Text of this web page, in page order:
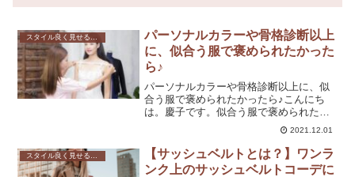
スタイル良く見せる方法
パーソナルカラーや骨格診断以上
に、似合う服で褒められたかった
ら♪
パーソナルカラーや骨格診断以上に、似
合う服で褒められたかったら♪こんにち
は。慶子です。似合う服で褒められた
ら、人が寄ってきますし、自信はつく
し、いい気分で過ごせますよね♡今回
は、パーソナルカラーや骨格診断がどう
いうものかを知ってる前提で話を...
2021.12.01
【サッシュベルトとは？】ワンラ
ンク上のサッシュベルトコーデに